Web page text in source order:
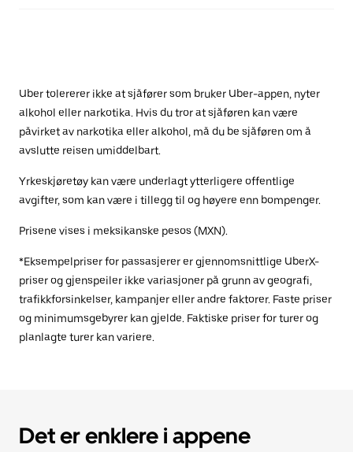
Uber tolererer ikke at sjåfører som bruker Uber-appen, nyter
alkohol eller narkotika. Hvis du tror at sjåføren kan være
påvirket av narkotika eller alkohol, må du be sjåføren om å
avslutte reisen umiddelbart.
Yrkeskjøretøy kan være underlagt ytterligere offentlige
avgifter, som kan være i tillegg til og høyere enn bompenger.
Prisene vises i meksikanske pesos (MXN).
*Eksempelpriser for passasjerer er gjennomsnittlige UberX-
priser og gjenspeiler ikke variasjoner på grunn av geografi,
trafikkforsinkelser, kampanjer eller andre faktorer. Faste priser
og minimumsgebyrer kan gjelde. Faktiske priser for turer og
planlagte turer kan variere.
Det er enklere i appene